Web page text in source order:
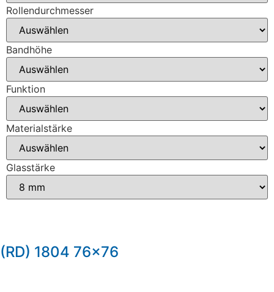
Rollendurchmesser
Bandhöhe
Funktion
Materialstärke
Glasstärke
(RD) 1804 76×76